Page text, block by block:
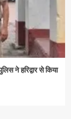
ने हरिद्वार से किया